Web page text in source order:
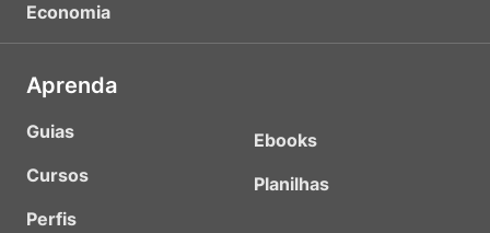
Economia
Aprenda
Guias
Cursos
Perfis
Ebooks
Planilhas